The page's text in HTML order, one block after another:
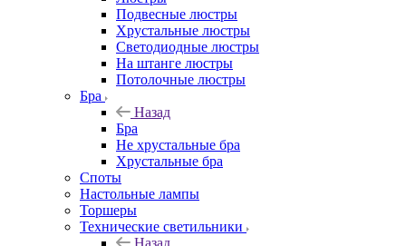
Подвесные люстры
Хрустальные люстры
Светодиодные люстры
На штанге люстры
Потолочные люстры
Бра
Назад
Бра
Не хрустальные бра
Хрустальные бра
Споты
Настольные лампы
Торшеры
Технические светильники
Назад